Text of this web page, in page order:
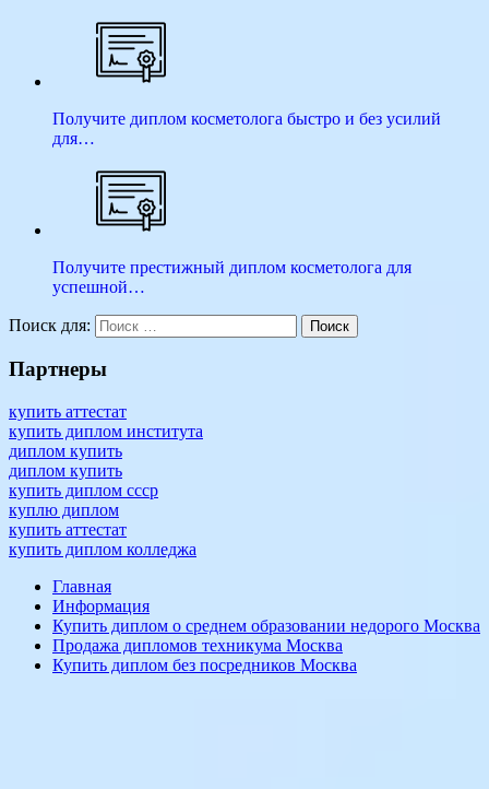
Получите диплом косметолога быстро и без усилий
для…
Получите престижный диплом косметолога для
успешной…
Гознак готовыйинститут оплатапокупка
Поиск для: Поиск
Партнеры
купить аттестат
купить диплом института
диплом купить
диплом купить
купить диплом ссср
куплю диплом
купить аттестат
купить диплом колледжа
Главная
Информация
Купить диплом о среднем образовании недорого Москва
Продажа дипломов техникума Москва
Купить диплом без посредников Москва